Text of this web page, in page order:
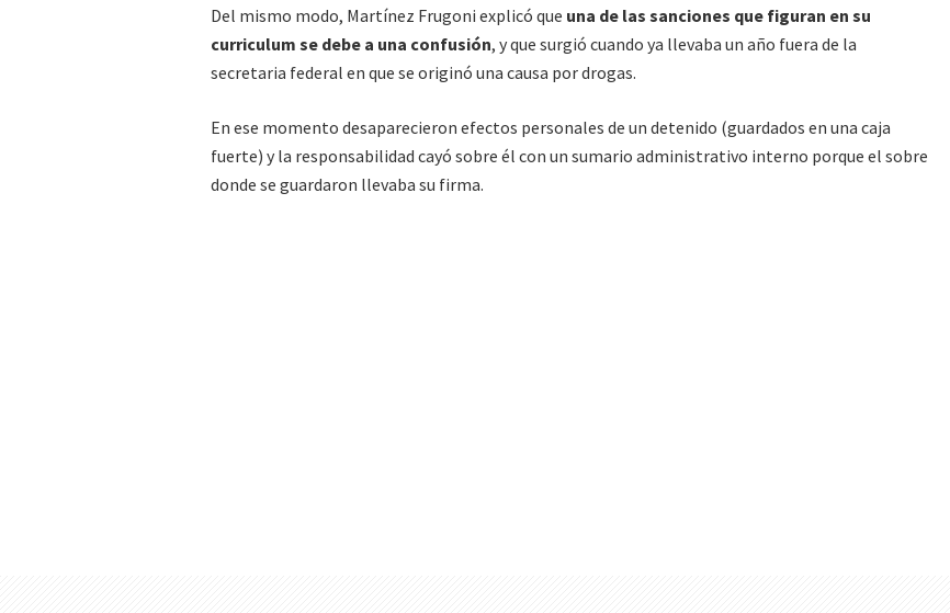
Del mismo modo, Martínez Frugoni explicó que una de las sanciones que figuran en su
curriculum se debe a una confusión, y que surgió cuando ya llevaba un año fuera de la
secretaria federal en que se originó una causa por drogas.
En ese momento desaparecieron efectos personales de un detenido (guardados en una caja
fuerte) y la responsabilidad cayó sobre él con un sumario administrativo interno porque el sobre
donde se guardaron llevaba su firma.